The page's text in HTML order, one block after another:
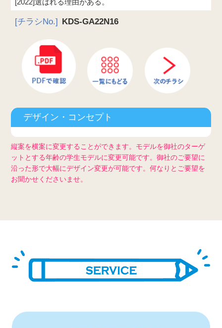
[2022]選ばれる理由がある。
[チラシNo.] KDS-GA22N16
デザイン・コンセプト
縦案を横案に変更することができます。モデルを御社のターゲ
ットとする年齢の学生モデルに変更可能です。御社のご要望に
沿った形で大幅にデザイン変更が可能です。何なりとご要望を
お聞かせくださいませ。